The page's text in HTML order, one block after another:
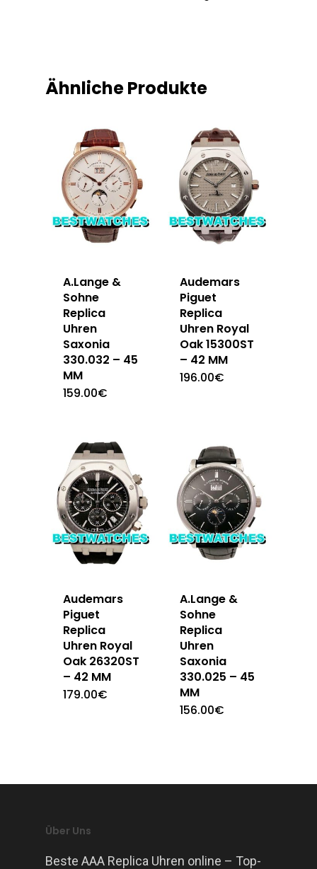
Ähnliche Produkte
A.Lange &
Sohne
Replica
Uhren
Saxonia
330.032 – 45
MM
159.00€
Audemars
Piguet
Replica
Uhren Royal
Oak 15300ST
– 42 MM
196.00€
Audemars
Piguet
Replica
Uhren Royal
Oak 26320ST
– 42 MM
179.00€
A.Lange &
Sohne
Replica
Uhren
Saxonia
330.025 – 45
MM
156.00€
Über Uns
Beste AAA Replica Uhren online – Top-